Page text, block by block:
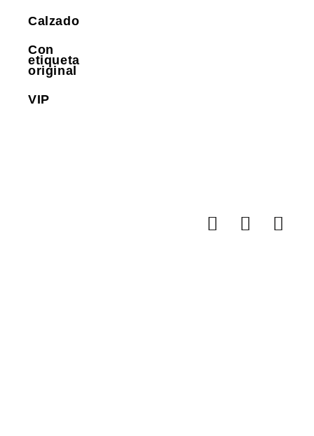
Calzado
Con
etiqueta
original
VIP